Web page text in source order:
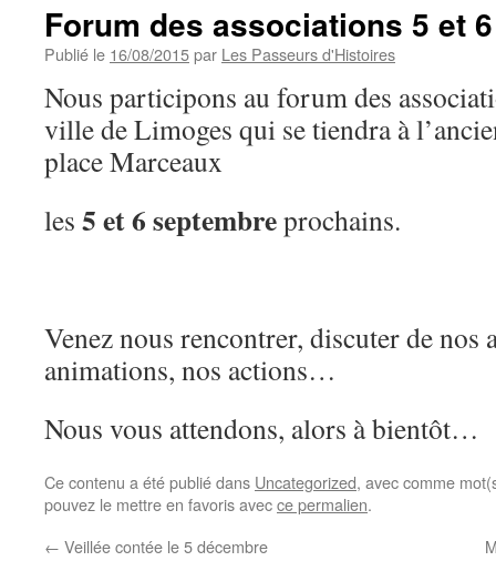
Forum des associations 5 et
Publié le 16/08/2015par Les Passeurs d'Histoires
Nous participons au forum des
ville de Limoges qui se tiendra à
place Marceaux
les 5 et 6 septembreprochains.
Venez nous rencontrer, discuter de nos
animations, nos actions…
Nous vous attendons, alors à bientôt…
Ce contenu a été publié dans Uncategorized, avec comme
pouvez le mettre en favoris avecce permalien.
← Veillée contée le 5 décembre